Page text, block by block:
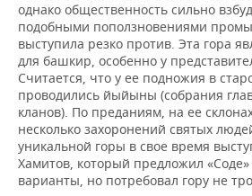
однако общественность сильно
подобными поползновениями
выступила резко против. Эта гора
для башкир, особенно у
Считается, что у ее подножия в
проводились йыйыны (собрания
кланов). По преданиям, на ее
несколько захоронений святых
уникальной горы в свое время
Хамитов, который предложил
варианты, но потребовал гору не